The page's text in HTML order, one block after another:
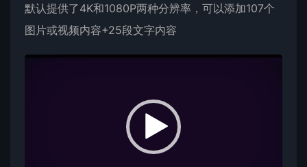
默认提供了4K和1080P两种分辨率，可以添加107个
图片或视频内容+25段文字内容